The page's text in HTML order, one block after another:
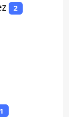
2
1